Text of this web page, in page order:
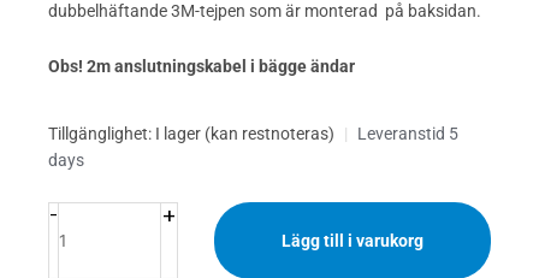
dubbelhäftande 3M-tejpen som är monterad på baksidan.
Obs! 2m anslutningskabel i bägge ändar
Tillgänglighet: I lager (kan restnoteras) |
Leveranstid 5
days
-
LED
STRIP
5M
11W/M
+
Lägg till i varukorg